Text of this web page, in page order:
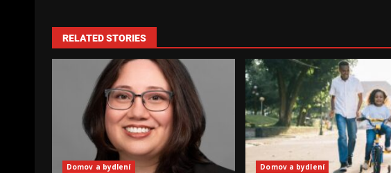
RELATED STORIES
Domov a bydlení Domov a bydlení